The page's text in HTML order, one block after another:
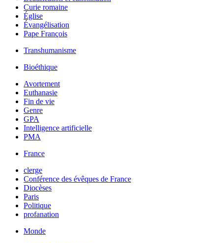
Curie romaine
Église
Évangélisation
Pape François
Transhumanisme
Bioéthique
Avortement
Euthanasie
Fin de vie
Genre
GPA
Intelligence artificielle
PMA
France
clerge
Conférence des évêques de France
Diocèses
Paris
Politique
profanation
Monde